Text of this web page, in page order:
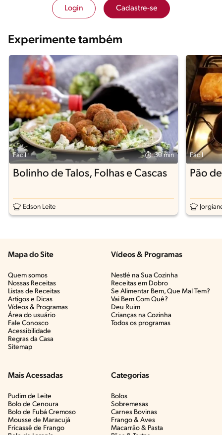
Login Cadastre-se
Experimente também
Fácil 30 min
Bolinho de Talos, Folhas e Cascas
Edson Leite
Fácil
Pão
Mapa do Site
Quem somos
Nossas Receitas
Listas de Receitas​
Artigos e Dicas​
Vídeos & Programas​
Área do usuário
Fale Conosco
Acessibilidade
Regras da Casa
Sitemap
Vídeos & Programas​
Nestlé na Sua Cozinha
Receitas em Dobro
Se Alimentar Bem, Que Mal Tem?​
Vai Bem Com Quê?​
Deu Ruim​
Crianças na Cozinha​
Todos os programas
Mais Acessadas
Pudim de Leite
Bolo de Cenoura
Bolo de Fubá Cremoso
Mousse de Maracujá
Fricassê de Frango
Categorias
Bolos
Sobremesas
Carnes Bovinas​
Frango & Aves​
Macarrão & Pasta​